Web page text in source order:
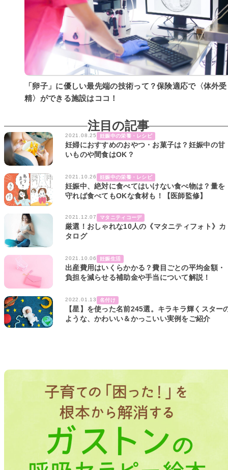
「卵子」に優しい最先端の技術って？保険適応で〈体外受
精〉ができる施設はココ！
注目の記事
2021.08.25 妊娠中の栄養・レシピ
妊婦におすすめのおやつ・お菓子は？妊娠中の甘
いものや間食はOK？
2021.10.26 妊娠中の栄養・レシピ
妊娠中、絶対に食べてはいけない食べ物は？量を
守れば食べてもOKな食材も！【医師監修】
2021.12.07 マタニティコーデ
厳選！おしゃれな10人の《マタニティフォト》カ
タログ
2021.10.06 妊娠生活
出産費用はいくらかかる？費目ごとの平均金額・
負担を減らせる補助金や手当について解説！
2022.01.13 名付け
【星】を使った名前245選。キラキラ輝くスター
ような、かわいい＆かっこいい実例をご紹介